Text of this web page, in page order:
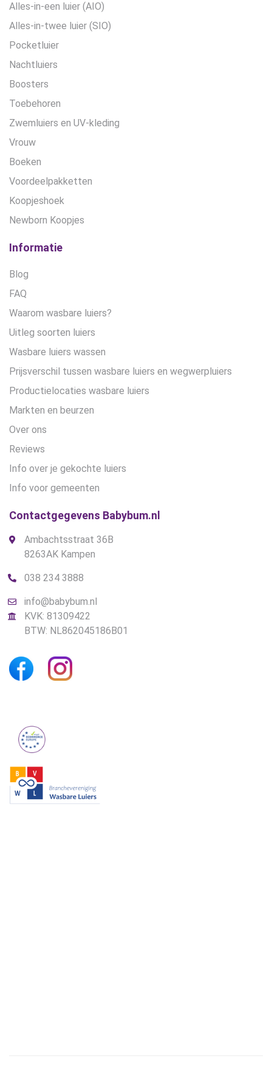
Alles-in-een luier (AIO)
Alles-in-twee luier (SIO)
Pocketluier
Nachtluiers
Boosters
Toebehoren
Zwemluiers en UV-kleding
Vrouw
Boeken
Voordeelpakketten
Koopjeshoek
Newborn Koopjes
Informatie
Blog
FAQ
Waarom wasbare luiers?
Uitleg soorten luiers
Wasbare luiers wassen
Prijsverschil tussen wasbare luiers en wegwerpluiers
Productielocaties wasbare luiers
Markten en beurzen
Over ons
Reviews
Info over je gekochte luiers
Info voor gemeenten
Contactgegevens Babybum.nl
Ambachtsstraat 36B
8263AK Kampen
038 234 3888
info@babybum.nl
KVK: 81309422
BTW: NL862045186B01